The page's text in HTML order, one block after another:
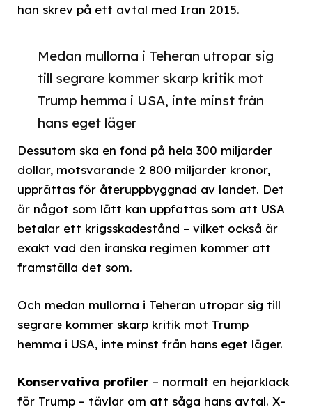
han skrev på ett avtal med Iran 2015.
Medan mullorna i Teheran utropar sig
till segrare kommer skarp kritik mot
Trump hemma i USA, inte minst från
hans eget läger
Dessutom ska en fond på hela 300 miljarder
dollar, motsvarande 2 800 miljarder kronor,
upprättas för återuppbyggnad av landet. Det
är något som lätt kan uppfattas som att USA
betalar ett krigsskadestånd – vilket också är
exakt vad den iranska regimen kommer att
framställa det som.
Och medan mullorna i Teheran utropar sig till
segrare kommer skarp kritik mot Trump
hemma i USA, inte minst från hans eget läger.
Konservativa profiler – normalt en hejarklack
för Trump – tävlar om att såga hans avtal. X-